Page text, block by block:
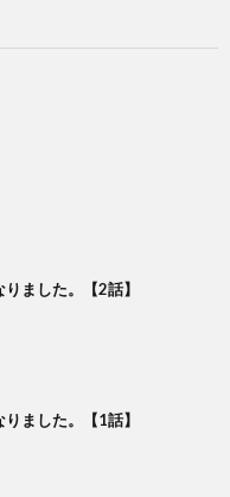
ました。【2話】
ました。【1話】